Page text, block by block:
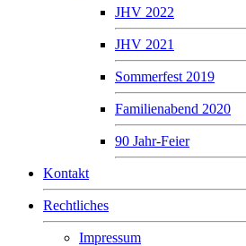
JHV 2022
JHV 2021
Sommerfest 2019
Familienabend 2020
90 Jahr-Feier
Kontakt
Rechtliches
Impressum